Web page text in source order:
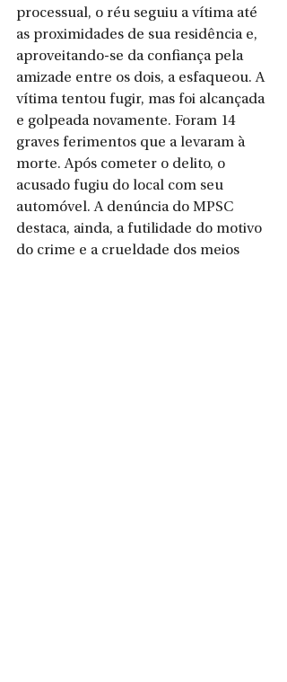
processual, o réu seguiu a vítima até
as proximidades de sua residência e,
aproveitando-se da confiança pela
amizade entre os dois, a esfaqueou. A
vítima tentou fugir, mas foi alcançada
e golpeada novamente. Foram 14
graves ferimentos que a levaram à
morte. Após cometer o delito, o
acusado fugiu do local com seu
automóvel. A denúncia do MPSC
destaca, ainda, a futilidade do motivo
do crime e a crueldade dos meios